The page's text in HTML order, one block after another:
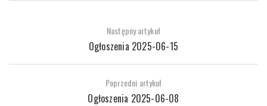
Następny artykuł
Ogłoszenia 2025-06-15
Poprzedni artykuł
Ogłoszenia 2025-06-08